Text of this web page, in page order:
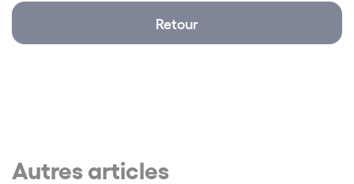
Retour
Autres articles